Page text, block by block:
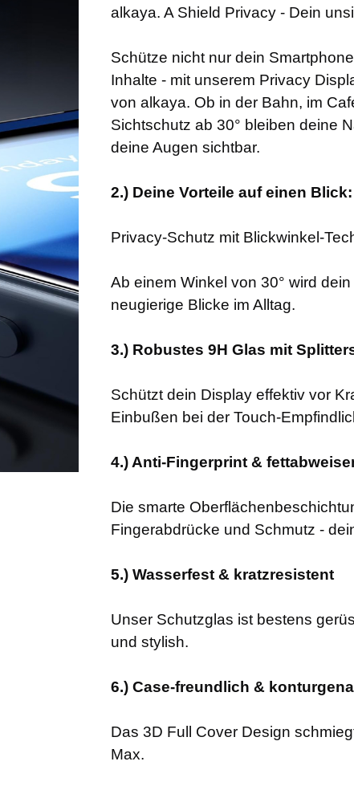
alkaya. A Shield Privacy - Dein
Schütze nicht nur dein
Inhalte - mit unserem Privacy
von alkaya. Ob in der Bahn, im
Sichtschutz ab 30° bleiben deine
deine Augen sichtbar.
2.) Deine Vorteile auf einen Blick:
Privacy-Schutz mit Blickwinkel-
Ab einem Winkel von 30° wird
neugierige Blicke im Alltag.
3.) Robustes 9H Glas mit
Schützt dein Display effektiv vor
Einbußen bei der Touch-
4.) Anti-Fingerprint &
Die smarte
Fingerabdrücke und Schmutz -
5.) Wasserfest & kratzresistent
Unser Schutzglas ist bestens
und stylish.
6.) Case-freundlich &
Das 3D Full Cover Design
Max.